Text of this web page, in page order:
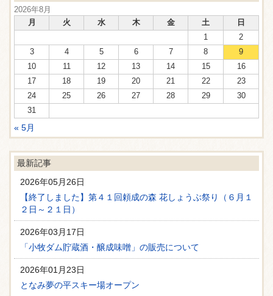
2026年8月
月
火 水 木 金 土
日
1
2
3
4 5 6 7 8
9
10
11 12 13 14 15
16
17
18 19 20 21 22
23
24
25 26 27 28 29
30
31
« 5月
最新記事
2026年05月26日
【終了しました】第４１回頼成の森 花しょうぶ祭り（６月１
２日～２１日）
2026年03月17日
「小牧ダム貯蔵酒・醸成味噌」の販売について
2026年01月23日
となみ夢の平スキー場オープン